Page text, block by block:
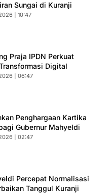
Sungai di Kuranji
| 10:47
Praja IPDN Perkuat
Digital
| 06:47
Penghargaan Kartika
Gubernur Mahyeldi
| 02:47
Percepat Normalisasi
Tanggul Kuranji